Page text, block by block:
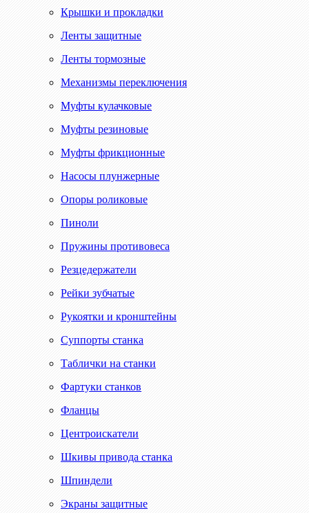
Крышки и прокладки
Ленты защитные
Ленты тормозные
Механизмы переключения
Муфты кулачковые
Муфты резиновые
Муфты фрикционные
Насосы плунжерные
Опоры роликовые
Пиноли
Пружины противовеса
Резцедержатели
Рейки зубчатые
Рукоятки и кронштейны
Суппорты станка
Таблички на станки
Фартуки станков
Фланцы
Центроискатели
Шкивы привода станка
Шпиндели
Экраны защитные